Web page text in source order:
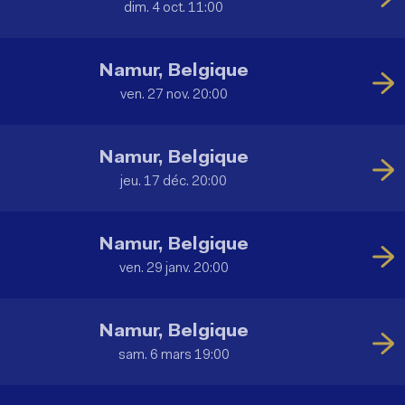
dim. 4 oct. 11:00
Namur, Belgique
ven. 27 nov. 20:00
Namur, Belgique
jeu. 17 déc. 20:00
Namur, Belgique
ven. 29 janv. 20:00
Namur, Belgique
sam. 6 mars 19:00